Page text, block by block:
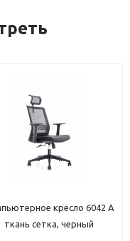
кресло 6042 A
ткань сетка, черный